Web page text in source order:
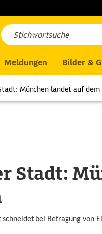
Meldungen Bilder &
München landet auf dem
Stadt:
schneidet bei Befragung von